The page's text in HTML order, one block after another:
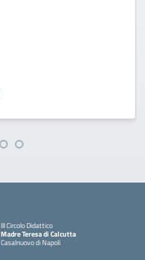
III Circolo Didattico
Madre Teresa di Calcutta
Casalnuovo di Napoli
— Visita la pagina iniziale della scuola